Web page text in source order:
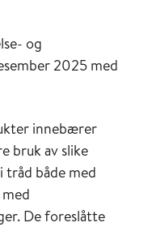
og
2025 med
innebærer
bruk av slike
både med
De foreslåtte